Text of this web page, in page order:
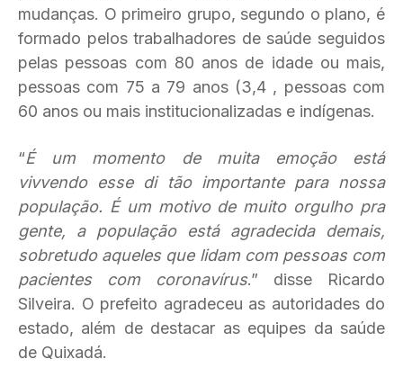
mudanças. O primeiro grupo, segundo o plano, é
formado pelos trabalhadores de saúde seguidos
pelas pessoas com 80 anos de idade ou mais,
pessoas com 75 a 79 anos (3,4 , pessoas com
60 anos ou mais institucionalizadas e indígenas.
“É um momento de muita emoção está
vivvendo esse di tão importante para nossa
população. É um motivo de muito orgulho pra
gente, a população está agradecida demais,
sobretudo aqueles que lidam com pessoas com
pacientes com coronavírus.” disse Ricardo
Silveira. O prefeito agradeceu as autoridades do
estado, além de destacar as equipes da saúde
de Quixadá.